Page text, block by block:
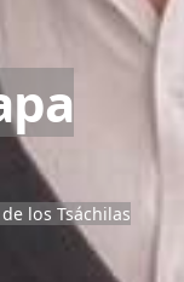
los Tsáchilas